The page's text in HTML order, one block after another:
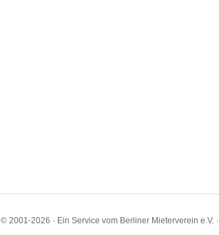
© 2001-2026 · Ein Service vom Berliner Mieterverein e.V. ·